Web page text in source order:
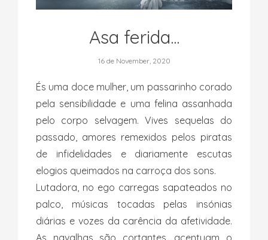
Asa ferida...
16 de November, 2020
És uma doce mulher, um passarinho corado
pela sensibilidade e uma felina assanhada
pelo corpo selvagem. Vives sequelas do
passado, amores remexidos pelos piratas
de infidelidades e diariamente escutas
elogios queimados na carroça dos sons.
Lutadora, no ego carregas sapateados no
palco, músicas tocadas pelas insónias
diárias e vozes da carência da afetividade.